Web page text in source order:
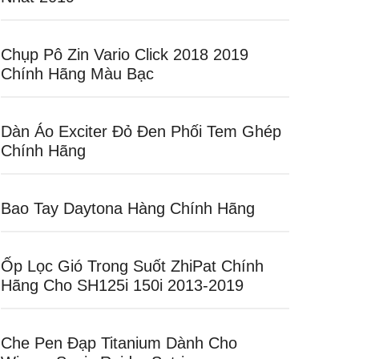
Chụp Pô Zin Vario Click 2018 2019
Chính Hãng Màu Bạc
Dàn Áo Exciter Đỏ Đen Phối Tem Ghép
Chính Hãng
Bao Tay Daytona Hàng Chính Hãng
Ốp Lọc Gió Trong Suốt ZhiPat Chính
Hãng Cho SH125i 150i 2013-2019
Che Pen Đạp Titanium Dành Cho